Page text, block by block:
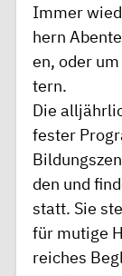
Im­m­er
hern
en, oder
tern.
Die
fe­ster
d­en und
statt. Sie
für mut­ige
re­ic­hes